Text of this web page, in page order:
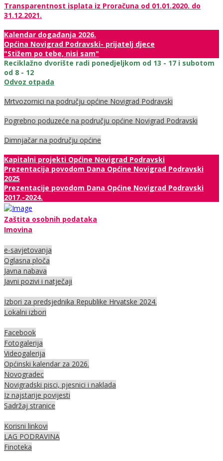
Transparentnost isplata iz Proračuna od 01.01.2020. do
31.12.2021.
Kalendar događanja 2026.
Općina Novigrad Podravski- prijatelj djece
"Stižem po tebe, nisi sam"
Reciklažno dvorište radi ponedjeljkom od 13 - 17 i subotom
od 8 - 12
Odvoz otpada
Mrtvozornici na području općine Novigrad Podravski
Pogrebno poduzeće na području općine Novigrad Podravski
Dimnjačar na području općine
Kapitalni projekti Općine Novigrad Podravski
Prezentacija povodom Dana Općine Novigrad Podravski
2025
Prezentacije povodom Dana Općine Novigrad Podravski
2017.-2024.
Zaštita osobnih podataka
Imovina
e-savjetovanja
Oglasna ploča
Javna nabava
Javni pozivi i natječaji
Izbori za predsjednika Republike Hrvatske 2024.
Lokalni izbori
Facebook
Fotogalerija
Videogalerija
Općinski kalendar za 2026.
Novogradec
Novigradski pisci, pjesnici i naklada
Iz najstarije povijesti
Sadržaj stranice
Korisni linkovi
LAG PODRAVINA
Finoteka